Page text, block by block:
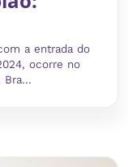
a entrada do
ocorre no
Bra...